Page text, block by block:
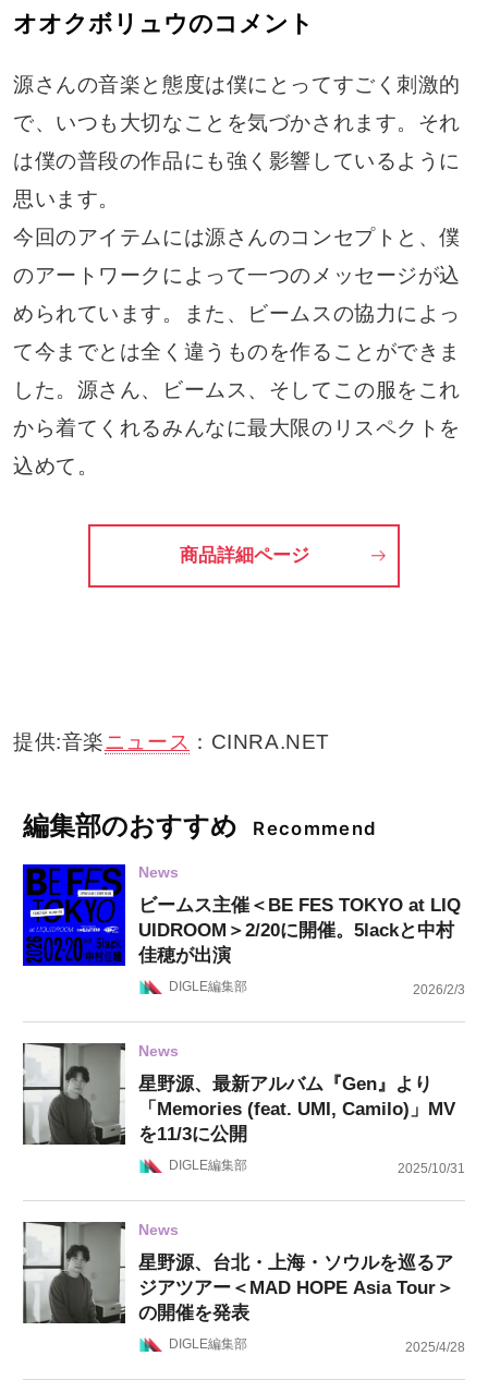
オオクボリュウのコメント
源さんの音楽と態度は僕にとってすごく刺激的
で、いつも大切なことを気づかされます。それ
は僕の普段の作品にも強く影響しているように
思います。
今回のアイテムには源さんのコンセプトと、僕
のアートワークによって一つのメッセージが込
められています。また、ビームスの協力によっ
て今までとは全く違うものを作ることができま
した。源さん、ビームス、そしてこの服をこれ
から着てくれるみんなに最大限のリスペクトを
込めて。
商品詳細ページ
提供:音楽ニュース ：CINRA.NET
編集部のおすすめ Recommend
News
ビームス主催＜BE FES TOKYO at LIQ
UIDROOM＞2/20に開催。5lackと中村
佳穂が出演
DIGLE編集部 2026/2/3
News
星野源、最新アルバム『Gen』より
「Memories (feat. UMI, Camilo)」MV
を11/3に公開
DIGLE編集部 2025/10/31
News
星野源、台北・上海・ソウルを巡るア
ジアツアー＜MAD HOPE Asia Tour＞
の開催を発表
DIGLE編集部 2025/4/28